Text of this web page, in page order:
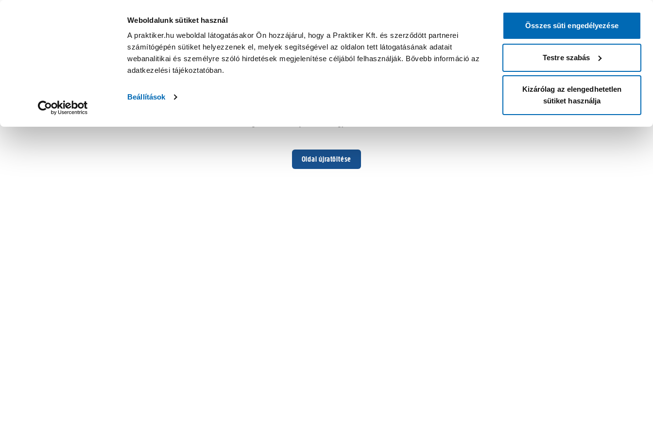
Weboldalunk sütiket használ
A praktiker.hu weboldal látogatásakor Ön hozzájárul, hogy a Praktiker Kft. és szerződött partnerei
számítógépén sütiket helyezzenek el, melyek segítségével az oldalon tett látogatásának adatait
webanalitikai és személyre szóló hirdetések megjelenítése céljából felhasználják. Bővebb információ az
adatkezelési tájékoztatóban.
Beállítások
Összes süti engedélyezése
Testre szabás
Kizárólag az elengedhetetlen
sütiket használja
Oldal újratöltése